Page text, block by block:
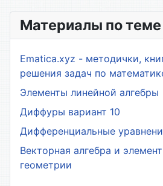
Материалы по теме
Ematica.xyz - методички,
решения задач по
Элементы линейной алгебры
Диффуры вариант 10
Дифференциальные
Векторная алгебра и
геометрии